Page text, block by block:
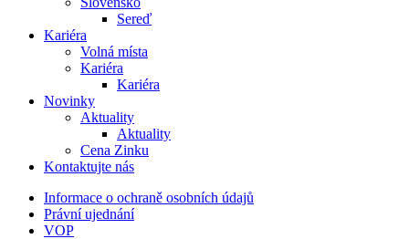
Sereď
Kariéra
Volná místa
Kariéra
Kariéra
Novinky
Aktuality
Aktuality
Cena Zinku
Kontaktujte nás
Informace o ochraně osobních údajů
Právní ujednání
VOP